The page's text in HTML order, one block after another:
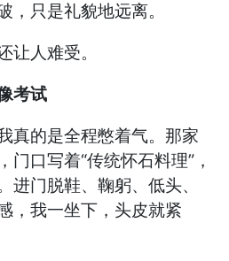
，只是礼貌地远离。
让人难受。
考试
真的是全程憋着气。那家
门口写着“传统怀石料理”，
进门脱鞋、鞠躬、低头、
，我一坐下，头皮就紧